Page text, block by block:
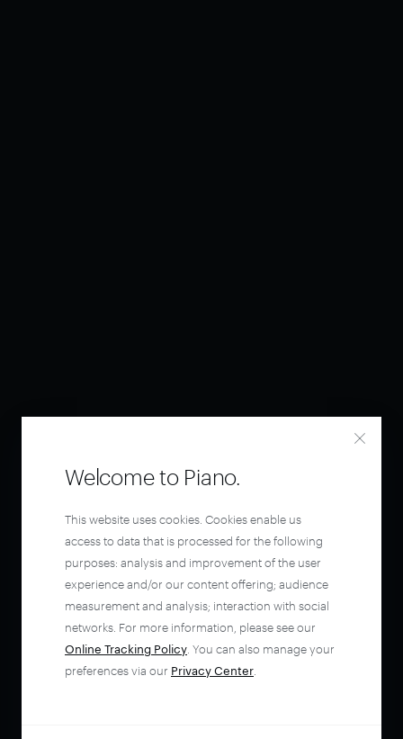
Welcome to Piano.
This website uses cookies. Cookies enable us
access to data that is processed for the following
purposes: analysis and improvement of the user
experience and/or our content offering; audience
measurement and analysis; interaction with social
networks. For more information, please see our
Online Tracking Policy . You can also manage your
preferences via our Privacy Center